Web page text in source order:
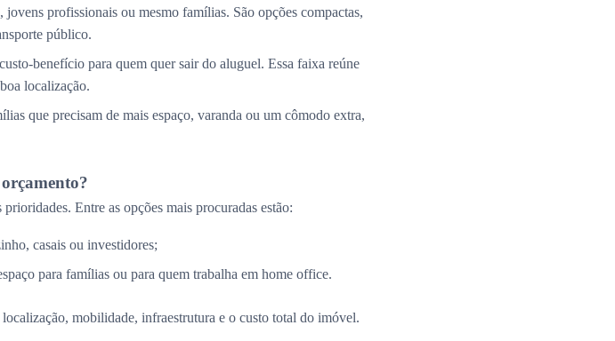
jovens profissionais ou mesmo famílias. São opções compactas,
público.
benefício para quem quer sair do aluguel. Essa faixa reúne
localização.
que precisam de mais espaço, varanda ou um cômodo extra,
Entre as opções mais procuradas estão:
casais ou investidores;
para famílias ou para quem trabalha em home office.
mobilidade, infraestrutura e o custo total do imóvel.